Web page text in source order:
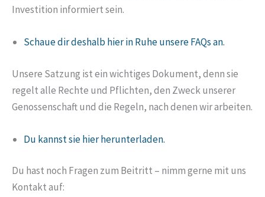
Investition informiert sein.
Schaue dir deshalb hier in Ruhe unsere FAQs an.
Unsere Satzung ist ein wichtiges Dokument, denn sie
regelt alle Rechte und Pflichten, den Zweck unserer
Genossenschaft und die Regeln, nach denen wir arbeiten.
Du kannst sie hier herunterladen.
Du hast noch Fragen zum Beitritt – nimm gerne mit uns
Kontakt auf: